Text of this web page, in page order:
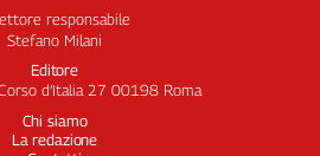
responsabile
Stefano Milani
Editore
Corso d’Italia 27 00198 Roma
Chi siamo
La redazione